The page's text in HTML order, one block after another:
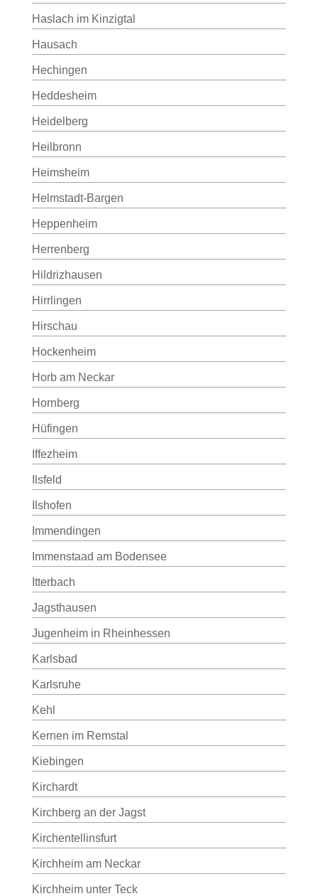
Haslach im Kinzigtal
Hausach
Hechingen
Heddesheim
Heidelberg
Heilbronn
Heimsheim
Helmstadt-Bargen
Heppenheim
Herrenberg
Hildrizhausen
Hirrlingen
Hirschau
Hockenheim
Horb am Neckar
Hornberg
Hüfingen
Iffezheim
Ilsfeld
Ilshofen
Immendingen
Immenstaad am Bodensee
Itterbach
Jagsthausen
Jugenheim in Rheinhessen
Karlsbad
Karlsruhe
Kehl
Kernen im Remstal
Kiebingen
Kirchardt
Kirchberg an der Jagst
Kirchentellinsfurt
Kirchheim am Neckar
Kirchheim unter Teck